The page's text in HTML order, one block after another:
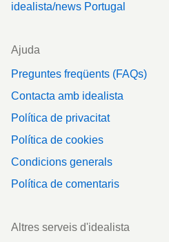
idealista/news Portugal
Ajuda
Preguntes freqüents (FAQs)
Contacta amb idealista
Política de privacitat
Política de cookies
Condicions generals
Política de comentaris
Altres serveis d'idealista